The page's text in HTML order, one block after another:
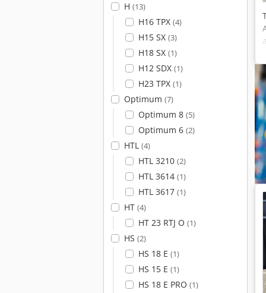
H (13)
H16 TPX (4)
H15 SX (3)
H18 SX (1)
H12 SDX (1)
H23 TPX (1)
Optimum (7)
Optimum 8 (5)
Optimum 6 (2)
HTL (4)
HTL 3210 (2)
HTL 3614 (1)
HTL 3617 (1)
HT (4)
HT 23 RTJ O (1)
HS (2)
HS 18 E (1)
HS 15 E (1)
HS 18 E PRO (1)